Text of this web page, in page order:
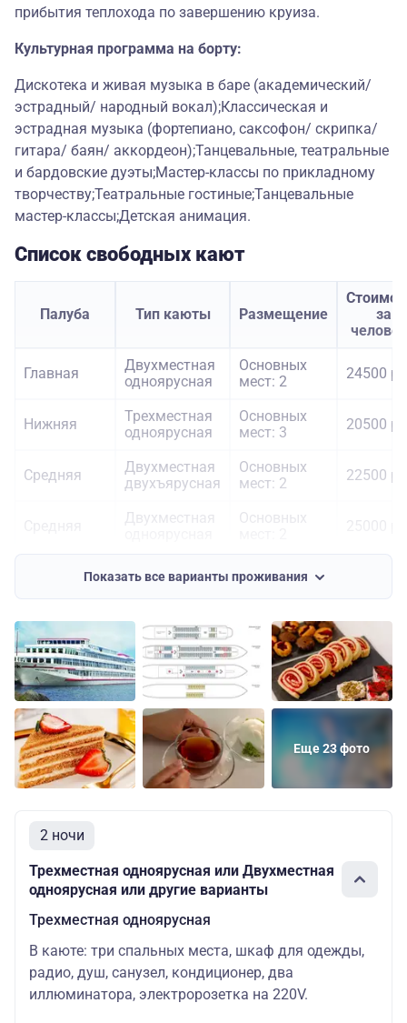
прибытия теплохода по завершению круиза.
Культурная программа на борту:
Дискотека и живая музыка в баре (академический/
эстрадный/ народный вокал);Классическая и
эстрадная музыка (фортепиано, саксофон/ скрипка/
гитара/ баян/ аккордеон);Танцевальные, театральные
и бардовские дуэты;Мастер-классы по прикладному
творчеству;Театральные гостиные;Танцевальные
мастер-классы;Детская анимация.
Список свободных кают
Палуба Тип каюты Размещение
за
Главная
Двухместная
одноярусная
Основных
мест: 2
24500
Нижняя
Трехместная
одноярусная
Основных
мест: 3
20500
Средняя
Двухместная
двухъярусная
Основных
мест: 2
22500
Двухместная
Основных
трехместный
мест: 3
Шлюпочная
Двухместная
одноярусная
Основных
мест: 2
26200
Шлюпочная Одноместная
Основных
мест: 1
32500
Показать все варианты проживания
Еще 23 фото
2 ночи
Трехместная одноярусная или Двухместная
одноярусная или другие варианты
Трехместная одноярусная
В каюте: три спальных места, шкаф для одежды,
радио, душ, санузел, кондиционер, два
иллюминатора, электророзетка на 220V.